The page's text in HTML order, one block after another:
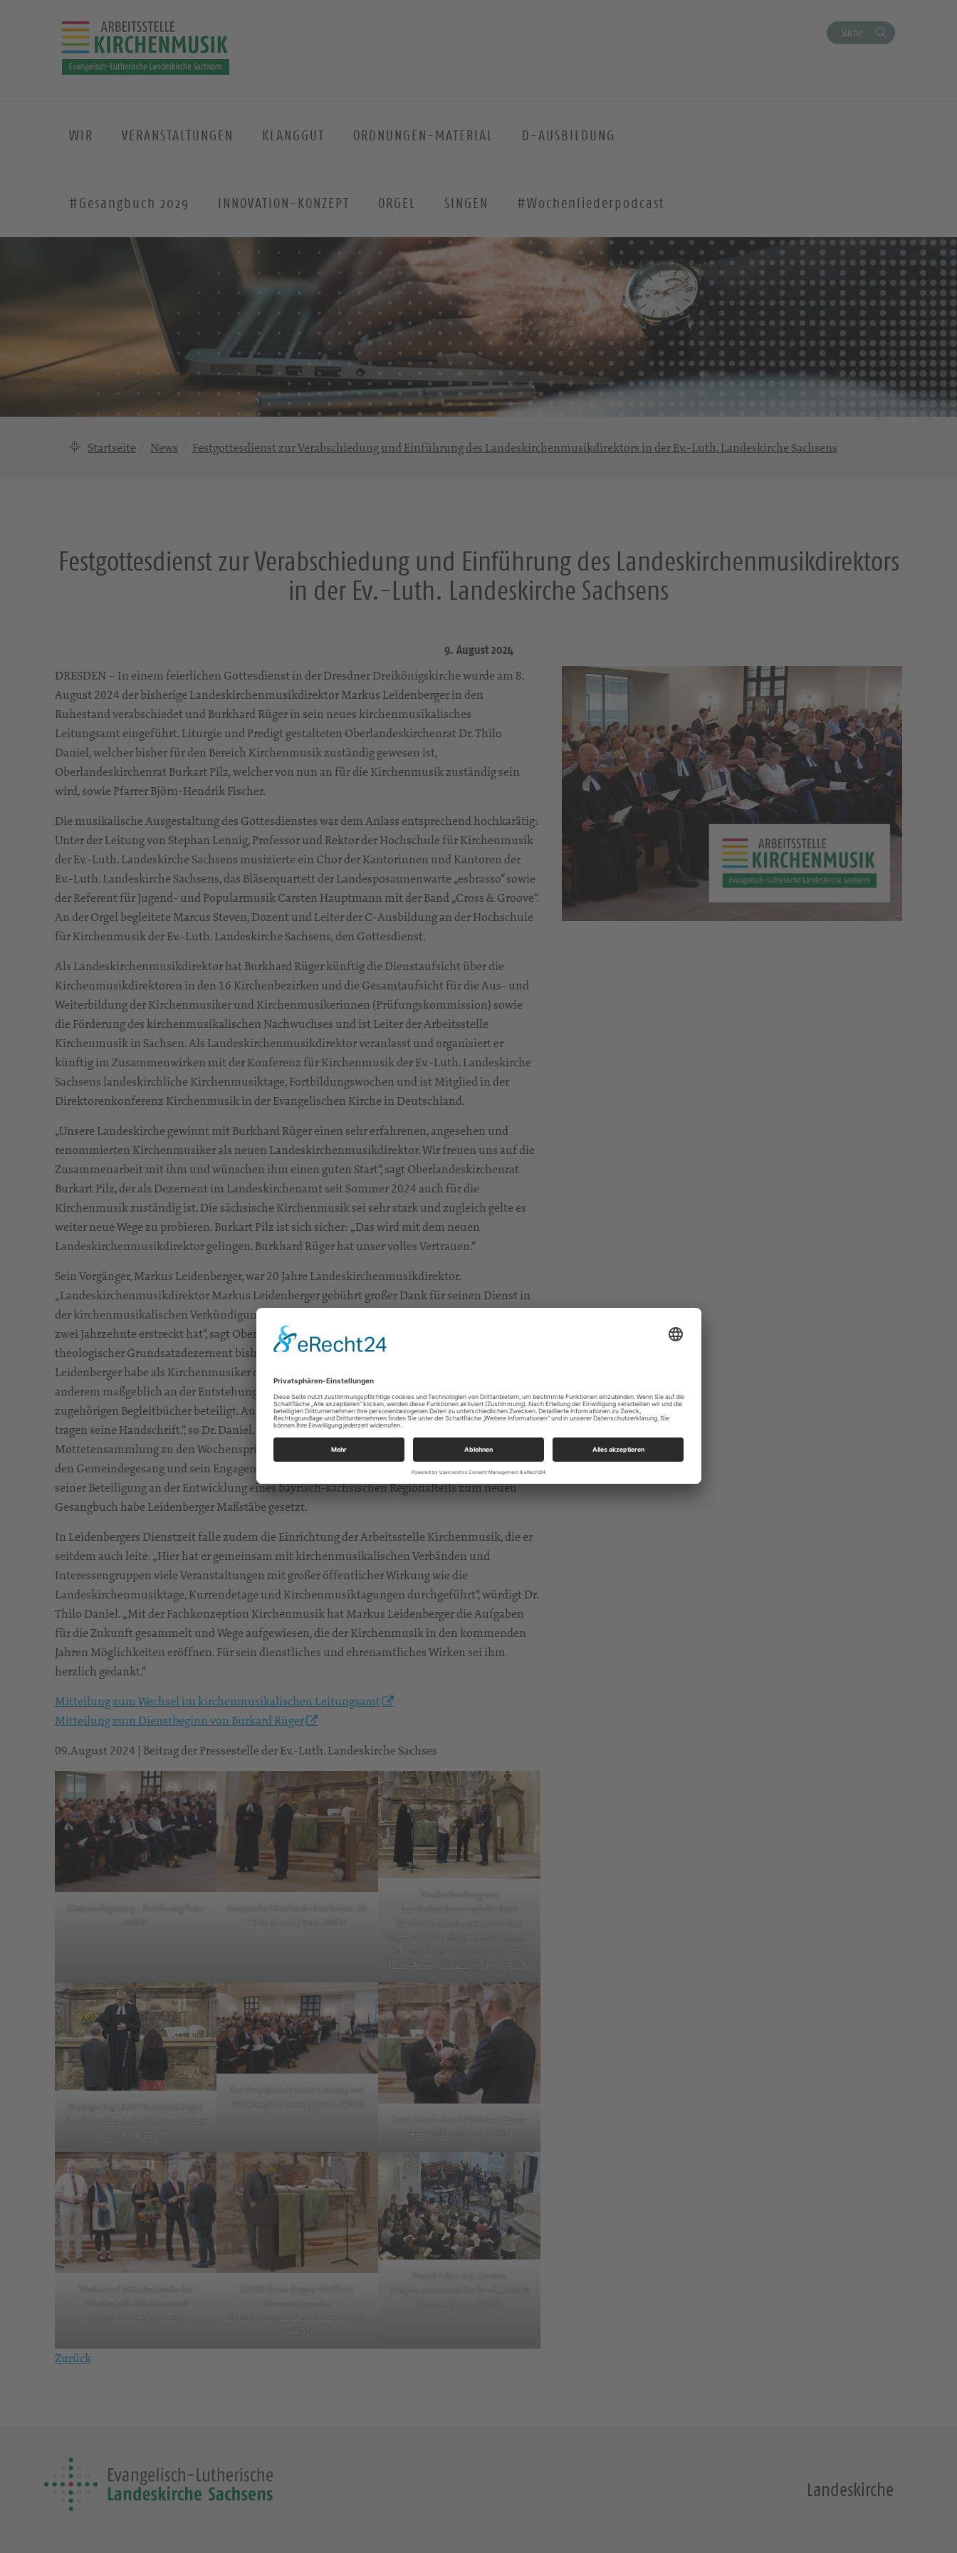
Suche
WIR VERANSTALTUNGEN KLANGGUT ORDNUNGEN-MATERIAL D-AUSBILDUNG
#Gesangbuch 2029 INNOVATION-KONZEPT ORGEL SINGEN #Wochenliederpodcast
Startseite News Festgottesdienst zur Verabschiedung und Einführung des Landeskirchenmusikdirektors in der Ev.-Luth. Landeskirche Sachsens
Festgottesdienst zur Verabschiedung und Einführung des Landeskirchenmusikdirektors
in der Ev.-Luth. Landeskirche Sachsens
9. August 2024
DRESDEN – In einem feierlichen Gottesdienst in der Dresdner Dreikönigskirche wurde am 8.
August 2024 der bisherige Landeskirchenmusikdirektor Markus Leidenberger in den
Ruhestand verabschiedet und Burkhard Rüger in sein neues kirchenmusikalisches
Leitungsamt eingeführt. Liturgie und Predigt gestalteten Oberlandeskirchenrat Dr. Thilo
Daniel, welcher bisher für den Bereich Kirchenmusik zuständig gewesen ist,
Oberlandeskirchenrat Burkart Pilz, welcher von nun an für die Kirchenmusik zuständig sein
wird, sowie Pfarrer Björn-Hendrik Fischer.
Die musikalische Ausgestaltung des Gottesdienstes war dem Anlass entsprechend hochkarätig:
Unter der Leitung von Stephan Lennig, Professor und Rektor der Hochschule für Kirchenmusik
der Ev.-Luth. Landeskirche Sachsens musizierte ein Chor der Kantorinnen und Kantoren der
Ev.-Luth. Landeskirche Sachsens, das Bläserquartett der Landesposaunenwarte „esbrasso“ sowie
der Referent für Jugend- und Popularmusik Carsten Hauptmann mit der Band „Cross & Groove“.
An der Orgel begleitete Marcus Steven, Dozent und Leiter der C-Ausbildung an der Hochschule
für Kirchenmusik der Ev.-Luth. Landeskirche Sachsens, den Gottesdienst.
Als Landeskirchenmusikdirektor hat Burkhard Rüger künftig die Dienstaufsicht über die
Kirchenmusikdirektoren in den 16 Kirchenbezirken und die Gesamtaufsicht für die Aus- und
Weiterbildung der Kirchenmusiker und Kirchenmusikerinnen (Prüfungskommission) sowie
die Förderung des kirchenmusikalischen Nachwuchses und ist Leiter der Arbeitsstelle
Kirchenmusik in Sachsen. Als Landeskirchenmusikdirektor veranlasst und organisiert er
künftig im Zusammenwirken mit der Konferenz für Kirchenmusik der Ev.-Luth. Landeskirche
Sachsens landeskirchliche Kirchenmusiktage, Fortbildungswochen und ist Mitglied in der
Direktorenkonferenz Kirchenmusik in der Evangelischen Kirche in Deutschland.
„Unsere Landeskirche gewinnt mit Burkhard Rüger einen sehr erfahrenen, angesehen und
renommierten Kirchenmusiker als neuen Landeskirchenmusikdirektor. Wir freuen uns auf die
Zusammenarbeit mit ihm und wünschen ihm einen guten Start“, sagt Oberlandeskirchenrat
Burkart Pilz, der als Dezernent im Landeskirchenamt seit Sommer 2024 auch für die
Kirchenmusik zuständig ist. Die sächsische Kirchenmusik sei sehr stark und zugleich gelte es
weiter neue Wege zu probieren. Burkart Pilz ist sich sicher: „Das wird mit dem neuen
Landeskirchenmusikdirektor gelingen. Burkhard Rüger hat unser volles Vertrauen.“
Sein Vorgänger, Markus Leidenberger, war 20 Jahre Landeskirchenmusikdirektor.
„Landeskirchenmusikdirektor Markus Leidenberger gebührt großer Dank für seinen Dienst in
der kirchenmusikalischen Verkündigung des Evangeliums und der Leitung, der sich über mehr
zwei Jahrzehnte erstreckt hat“, sagt Oberlandeskirchenrat Dr. Thilo Daniel, welcher als
theologischer Grundsatzdezernent bisher für den Bereich der Kirchenmusik zuständig war.
Leidenberger habe als Kirchenmusiker die sächsische Landeskirche geprägt. „Er war unter
anderem maßgeblich an der Entstehung des Liederbuches „Singt von Hoffnung“ und der
zugehörigen Begleitbücher beteiligt. Auch die Andachtsbücher der Reihe „Kommt, atmet auf“
tragen seine Handschrift.“, so Dr. Daniel.
Eigene Kompositionen, wie zuletzt die
Mottetensammlung zu den Wochensprüchen „Aus seiner Fülle“, zeigten sein Augenmerk für
den Gemeindegesang und sein Engagement für die Erneuerung des Kirchenliedes. Auch mit
seiner Beteiligung an der Entwicklung eines bayrisch-sächsischen Regionalteils zum neuen
Gesangbuch habe Leidenberger Maßstäbe gesetzt.
In Leidenbergers Dienstzeit falle zudem die Einrichtung der Arbeitsstelle Kirchenmusik, die er
seitdem auch leite. „Hier hat er gemeinsam mit kirchenmusikalischen Verbänden und
Interessengruppen viele Veranstaltungen mit großer öffentlicher Wirkung wie die
Landeskirchenmusiktage, Kurrendetage und Kirchenmusiktagungen durchgeführt“, würdigt Dr.
Thilo Daniel. „Mit der Fachkonzeption Kirchenmusik hat Markus Leidenberger die Aufgaben
für die Zukunft gesammelt und Wege aufgewiesen, die der Kirchenmusik in den kommenden
Jahren Möglichkeiten eröffnen. Für sein dienstliches und ehrenamtliches Wirken sei ihm
herzlich gedankt.“
Mitteilung zum Wechsel im kirchenmusikalischen Leitungsamt
Mitteilung zum Dienstbeginn von Burkard Rüger
09.August 2024 | Beitrag der Pressestelle der Ev.-Luth. Landeskirche Sachses
Gemeindegesang – Eröffnung Foto:
ASKM
Ansprache Oberlandeskirchenrat Dr.
Thilo Daniel | Foto: ASKM
Verabschiedung von
Landeskirchenmusikdirektor
Markus Leidenberger und seiner
Ehefrau durch Oberlandeskirchenrat
Dr. Thilo Daniel (l.) und Präsident
Hans-Peter Vollbach (r.) | Foto: ASKM
Einsegnung LKMD Burkhard Rüger
durch Oberlandeskirchenrat Burkart
Pilz | Foto: EVLKS
Der Projektchor unter Leitung von
Prof. Stephan Lennig | Foto: ASKM
Gratulation durch Präsident Hans-
Peter Vollbach | Foto: ASKM
Werke und Mitarbeitende der
Arbeitsstelle Kirchenmusik
gratulieren | Foto: ASKM
LKMD Hans-Jürgen Wulff mit
Grusswort aus der
Direktorenkonferenz der EKD | Foto:
ASKM
Projektchor mit Carsten
Hauptmann sowie der Band „Cross &
Groove“ | Foto: EVLKS
Zurück
Landeskirche